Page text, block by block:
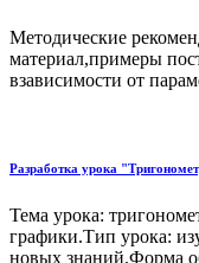
Методические
материал,примеры
взависимости от
Разработка урока
Тема урока:
графики.Тип урока:
новых знаний.Форма